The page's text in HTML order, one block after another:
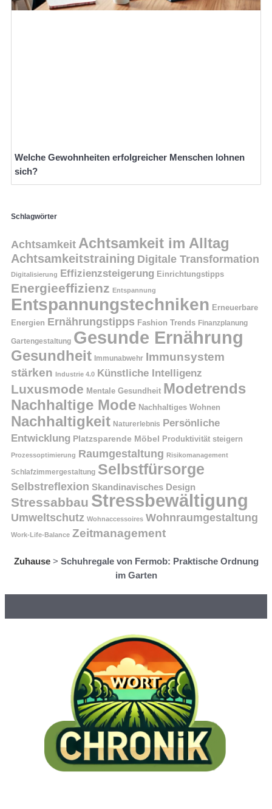
Welche Gewohnheiten erfolgreicher Menschen lohnen
sich?
Schlagwörter
Achtsamkeit Achtsamkeit im Alltag
Achtsamkeitstraining Digitale Transformation
Digitalisierung Effizienzsteigerung Einrichtungstipps
Energieeffizienz Entspannung
Entspannungstechniken Erneuerbare
Energien Ernährungstipps Fashion Trends Finanzplanung
Gartengestaltung Gesunde Ernährung
Gesundheit Immunabwehr Immunsystem
stärken
Industrie 4.0 Künstliche Intelligenz
Luxusmode Mentale Gesundheit Modetrends
Nachhaltige Mode Nachhaltiges Wohnen
Nachhaltigkeit Naturerlebnis Persönliche
Entwicklung Platzsparende Möbel Produktivität steigern
Prozessoptimierung Raumgestaltung Risikomanagement
Schlafzimmergestaltung Selbstfürsorge
Selbstreflexion Skandinavisches Design
Stressabbau Stressbewältigung
Umweltschutz Wohnaccessoires Wohnraumgestaltung
Work-Life-Balance Zeitmanagement
Zuhause> Schuhregale von Fermob: Praktische Ordnung
im Garten